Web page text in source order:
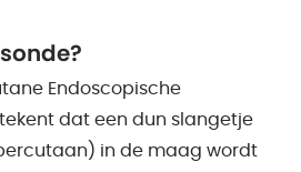
Endoscopische
dat een dun slangetje
in de maag wordt